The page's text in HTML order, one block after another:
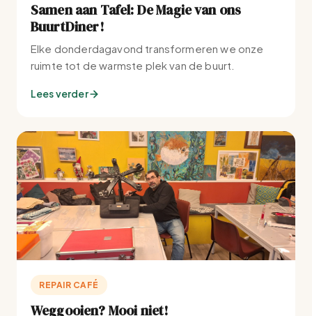
Samen aan Tafel: De Magie van ons
BuurtDiner!
Elke donderdagavond transformeren we onze
ruimte tot de warmste plek van de buurt.
Lees verder
REPAIR CAFÉ
Weggooien? Mooi niet!